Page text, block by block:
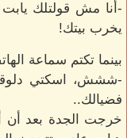
-أنا مش قولتلك
يخرب بيتك!
بينما تكتم سماعة
-ششش، اسكتي
فضيالك..
خرجت الجدة بعد أن